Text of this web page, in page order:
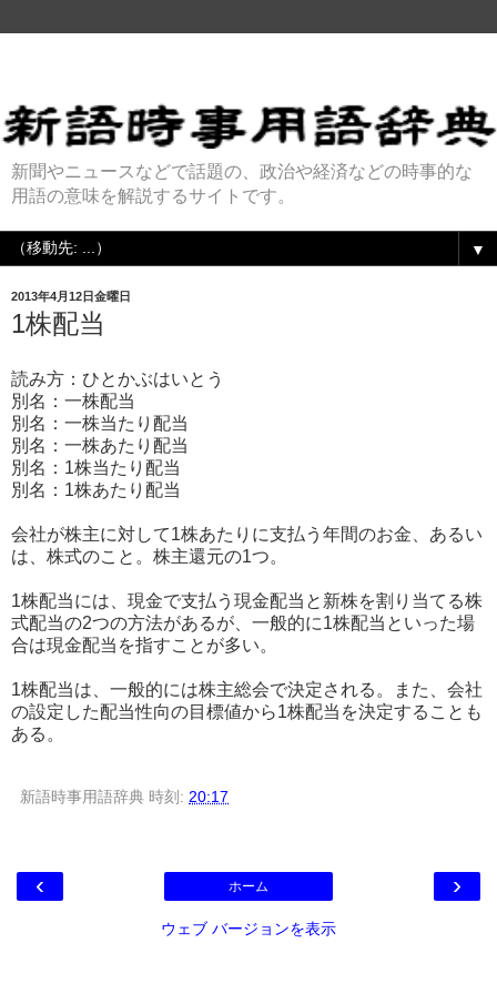
新聞やニュースなどで話題の、政治や経済などの時事的な
用語の意味を解説するサイトです。
▼
2013年4月12日金曜日
1株配当
読み方：ひとかぶはいとう
別名：一株配当
別名：一株当たり配当
別名：一株あたり配当
別名：1株当たり配当
別名：1株あたり配当
会社が株主に対して1株あたりに支払う年間のお金、あるい
は、株式のこと。株主還元の1つ。
1株配当には、現金で支払う現金配当と新株を割り当てる株
式配当の2つの方法があるが、一般的に1株配当といった場
合は現金配当を指すことが多い。
1株配当は、一般的には株主総会で決定される。また、会社
の設定した配当性向の目標値から1株配当を決定することも
ある。
新語時事用語辞典 時刻: 20:17
‹ ›
ホーム
ウェブ バージョンを表示